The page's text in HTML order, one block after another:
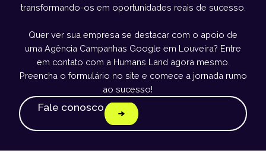
transformando-os em oportunidades reais de sucesso.
Quer ver sua empresa se destacar com o apoio de
uma Agência Campanhas Google em Louveira? Entre
em contato com a Humans Land agora mesmo.
Preencha o formulário no site e comece a jornada rumo
ao sucesso!
Fale conosco